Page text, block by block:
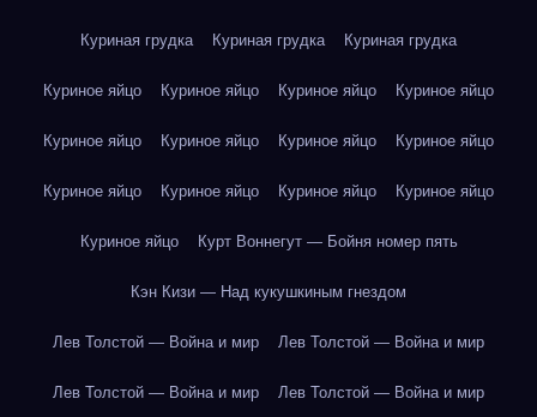
Куриная грудка Куриная грудка Куриная грудка
Куриное яйцо Куриное яйцо Куриное яйцо Куриное яйцо
Куриное яйцо Куриное яйцо Куриное яйцо Куриное яйцо
Куриное яйцо Куриное яйцо Куриное яйцо Куриное яйцо
Куриное яйцо Курт Воннегут — Бойня номер пять
Кэн Кизи — Над кукушкиным гнездом
Лев Толстой — Война и мир Лев Толстой — Война и мир
Лев Толстой — Война и мир Лев Толстой — Война и мир